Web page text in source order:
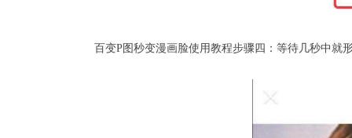
百变P图秒变漫画脸使用教程步骤四：等待几秒中就